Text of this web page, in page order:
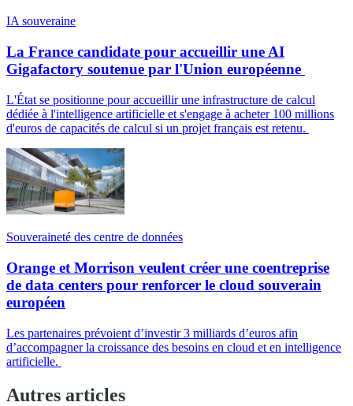
IA souveraine
La France candidate pour accueillir une AI
Gigafactory soutenue par l'Union européenne
L'État se positionne pour accueillir une infrastructure de calcul
dédiée à l'intelligence artificielle et s'engage à acheter 100 millions
d'euros de capacités de calcul si un projet français est retenu.
Souveraineté des centre de données
Orange et Morrison veulent créer une coentreprise
de data centers pour renforcer le cloud souverain
européen
Les partenaires prévoient d’investir 3 milliards d’euros afin
d’accompagner la croissance des besoins en cloud et en intelligence
artificielle.
Autres articles